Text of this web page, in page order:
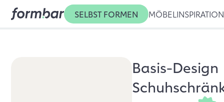
SELBST FORMEN MÖBEL INSPIRATION
Basis-Design